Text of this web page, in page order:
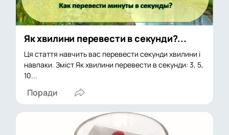
Як хвилини перевести в секунди?...
Ця стаття навчить вас перевести секунди хвилини і
навпаки. Зміст Як хвилини перевести в секунди: 3, 5,
10...
Поради